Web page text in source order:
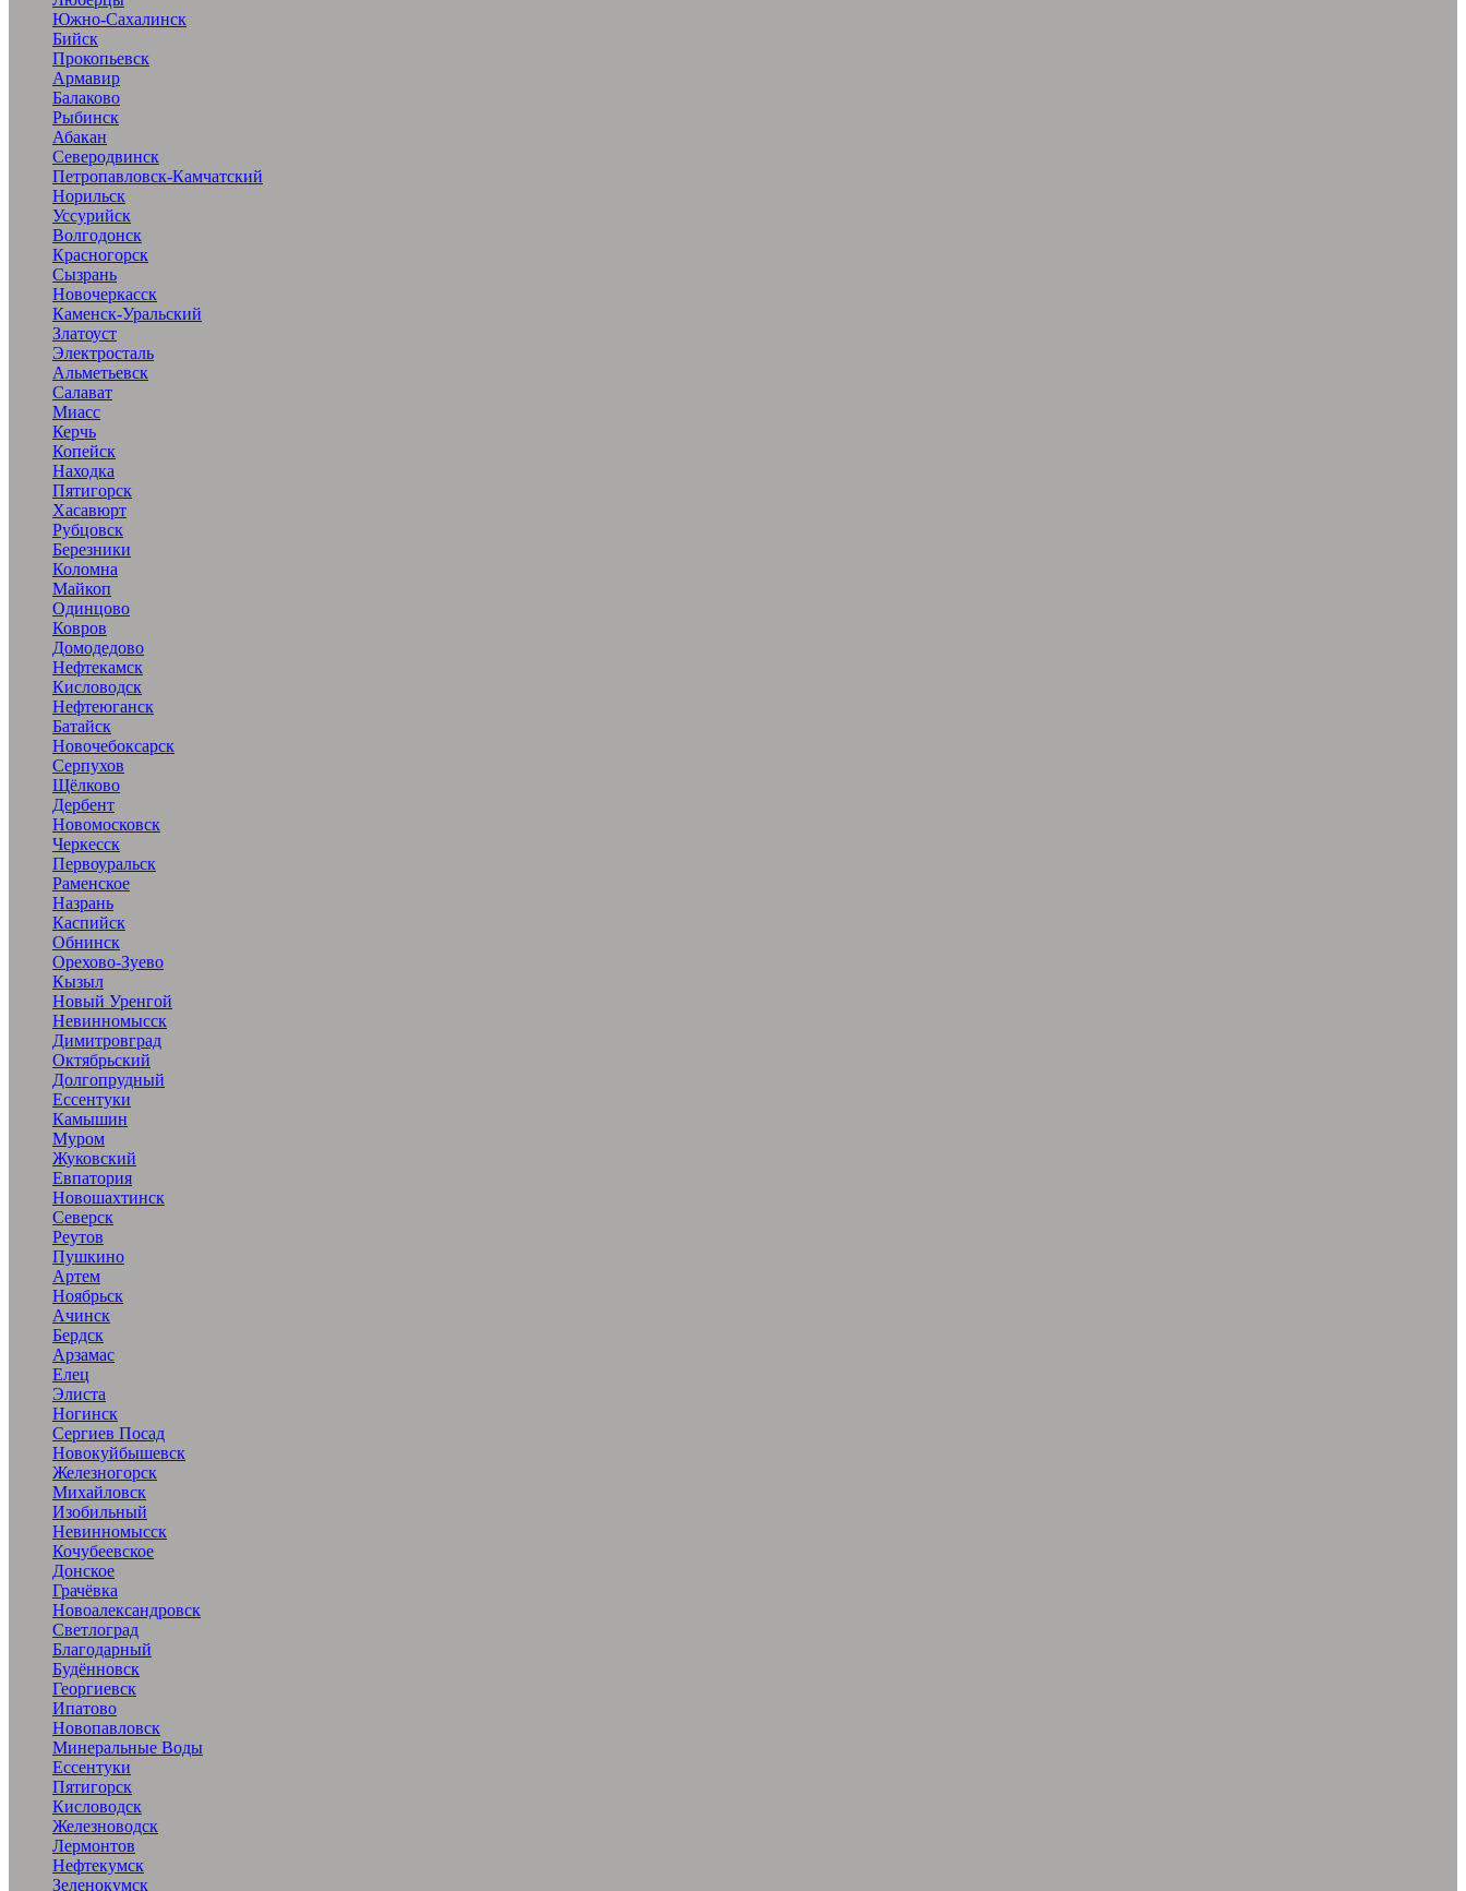
Южно-Сахалинск
Бийск
Прокопьевск
Армавир
Балаково
Рыбинск
Абакан
Северодвинск
Петропавловск-Камчатский
Норильск
Уссурийск
Волгодонск
Красногорск
Сызрань
Новочеркасск
Каменск-Уральский
Златоуст
Электросталь
Альметьевск
Салават
Миасс
Керчь
Копейск
Находка
Пятигорск
Хасавюрт
Рубцовск
Березники
Коломна
Майкоп
Одинцово
Ковров
Домодедово
Нефтекамск
Кисловодск
Нефтеюганск
Батайск
Новочебоксарск
Серпухов
Щёлково
Дербент
Новомосковск
Черкесск
Первоуральск
Раменское
Назрань
Каспийск
Обнинск
Орехово-Зуево
Кызыл
Новый Уренгой
Невинномысск
Димитровград
Октябрьский
Долгопрудный
Ессентуки
Камышин
Муром
Жуковский
Евпатория
Новошахтинск
Северск
Реутов
Пушкино
Артем
Ноябрьск
Ачинск
Бердск
Арзамас
Елец
Элиста
Ногинск
Сергиев Посад
Новокуйбышевск
Железногорск
Михайловск
Изобильный
Невинномысск
Кочубеевское
Донское
Грачёвка
Новоалександровск
Светлоград
Благодарный
Будённовск
Георгиевск
Ипатово
Новопавловск
Минеральные Воды
Ессентуки
Пятигорск
Кисловодск
Железноводск
Лермонтов
Нефтекумск
Зеленокумск